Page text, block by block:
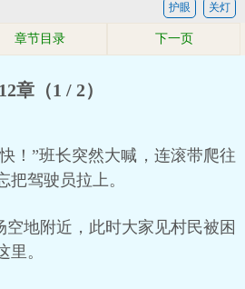
关灯
护眼
章（1 / 2）
章节目录 下一页
！”班长突然大喊，连滚带爬往
把驾驶员拉上。
空地附近，此时大家见村民被困
。